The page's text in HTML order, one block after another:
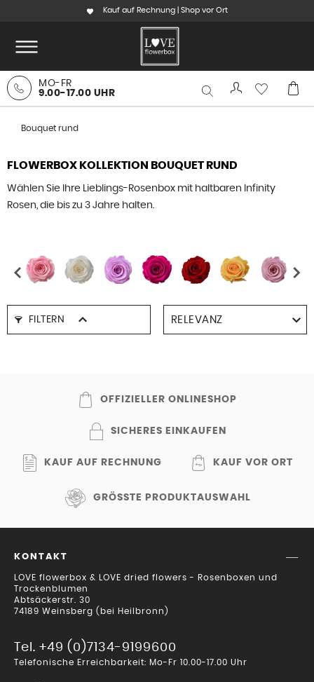
Kauf auf Rechnung | Shop vor Ort
MO-FR
9.00-17.00 UHR
Bouquet rund
FLOWERBOX KOLLEKTION BOUQUET RUND
Wählen Sie Ihre Lieblings-Rosenbox mit haltbaren Infinity
Rosen, die bis zu 3 Jahre halten.
FILTERN
OFFIZIELLER ONLINESHOP
SICHERES EINKAUFEN
KAUF AUF RECHNUNG KAUF VOR ORT
GRÖSSTE PRODUKTAUSWAHL
KONTAKT
LOVE flowerbox & LOVE dried flowers - Rosenboxen und
Trockenblumen
Abtsäckerstr. 30
74189 Weinsberg (bei Heilbronn)
Tel. +49 (0)7134-9199600
Telefonische Erreichbarkeit: Mo-Fr 10.00-17.00 Uhr